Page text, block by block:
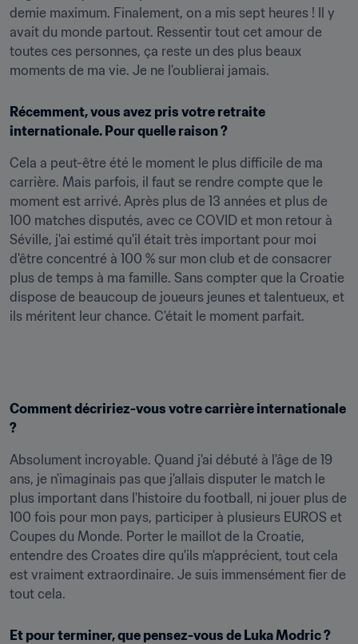
demie maximum. Finalement, on a mis sept heures ! Il y
avait du monde partout. Ressentir tout cet amour de
toutes ces personnes, ça reste un des plus beaux
moments de ma vie. Je ne l'oublierai jamais.
Récemment, vous avez pris votre retraite
internationale. Pour quelle raison ?
Cela a peut-être été le moment le plus difficile de ma
carrière. Mais parfois, il faut se rendre compte que le
moment est arrivé. Après plus de 13 années et plus de
100 matches disputés, avec ce COVID et mon retour à
Séville, j'ai estimé qu'il était très important pour moi
d'être concentré à 100 % sur mon club et de consacrer
plus de temps à ma famille. Sans compter que la Croatie
dispose de beaucoup de joueurs jeunes et talentueux, et
ils méritent leur chance. C'était le moment parfait.
Comment décririez-vous votre carrière internationale
?
Absolument incroyable. Quand j'ai débuté à l'âge de 19
ans, je n'imaginais pas que j'allais disputer le match le
plus important dans l'histoire du football, ni jouer plus de
100 fois pour mon pays, participer à plusieurs EUROS et
Coupes du Monde. Porter le maillot de la Croatie,
entendre des Croates dire qu'ils m'apprécient, tout cela
est vraiment extraordinaire. Je suis immensément fier de
tout cela.
Et pour terminer, que pensez-vous de Luka Modric ?